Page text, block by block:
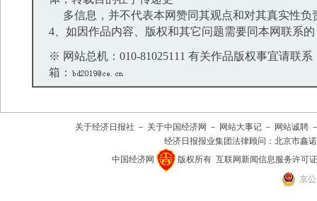
多信息，并不代表本网赞同其观点和对其真实性负
4、如因作品内容、版权和其它问题需要同本网联系
※ 网站总机：010-81025111 有关作品版权事宜请联系
箱：
关于经济日报社 － 关于中国经济网 － 网站大事记 － 网站诚聘
经济日报报业集团法律顾问： 北京市鑫
中国经济网
版权所有 互联网新闻信息服务许可证
京公